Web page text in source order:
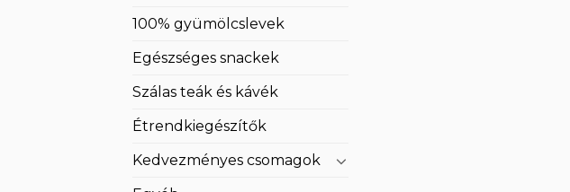
100% gyümölcslevek
Egészséges snackek
Szálas teák és kávék
Étrendkiegészítők
Kedvezményes csomagok